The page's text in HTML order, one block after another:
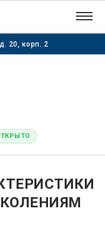
20, корп. 2